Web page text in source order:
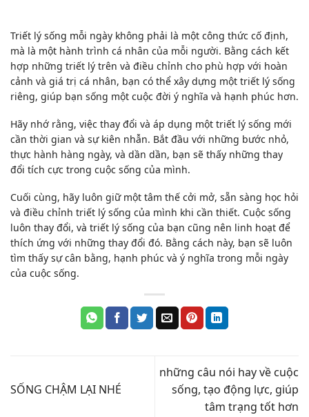
Triết lý sống mỗi ngày không phải là một công thức cố định,
mà là một hành trình cá nhân của mỗi người. Bằng cách kết
hợp những triết lý trên và điều chỉnh cho phù hợp với hoàn
cảnh và giá trị cá nhân, bạn có thể xây dựng một triết lý sống
riêng, giúp bạn sống một cuộc đời ý nghĩa và hạnh phúc hơn.
Hãy nhớ rằng, việc thay đổi và áp dụng một triết lý sống mới
cần thời gian và sự kiên nhẫn. Bắt đầu với những bước nhỏ,
thực hành hàng ngày, và dần dần, bạn sẽ thấy những thay
đổi tích cực trong cuộc sống của mình.
Cuối cùng, hãy luôn giữ một tâm thế cởi mở, sẵn sàng học hỏi
và điều chỉnh triết lý sống của mình khi cần thiết. Cuộc sống
luôn thay đổi, và triết lý sống của bạn cũng nên linh hoạt để
thích ứng với những thay đổi đó. Bằng cách này, bạn sẽ luôn
tìm thấy sự cân bằng, hạnh phúc và ý nghĩa trong mỗi ngày
của cuộc sống.
SỐNG CHẬM LẠI NHÉ
những câu nói hay về cuộc
sống, tạo động lực, giúp
tâm trạng tốt hơn